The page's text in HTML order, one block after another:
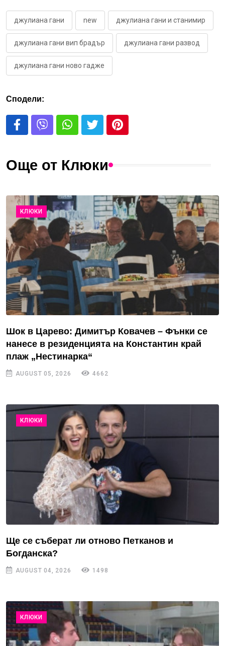
джулиана гани new джулиана гани и станимир
джулиана гани вип брадър джулиана гани развод
джулиана гани ново гадже
Сподели:
Още от Клюки
КЛЮКИ
Шок в Царево: Димитър Ковачев – Фънки се
нанесе в резиденцията на Константин край
плаж „Нестинарка“
AUGUST 05, 2026 4662
КЛЮКИ
Ще се съберат ли отново Петканов и
Богданска?
AUGUST 04, 2026 1498
КЛЮКИ